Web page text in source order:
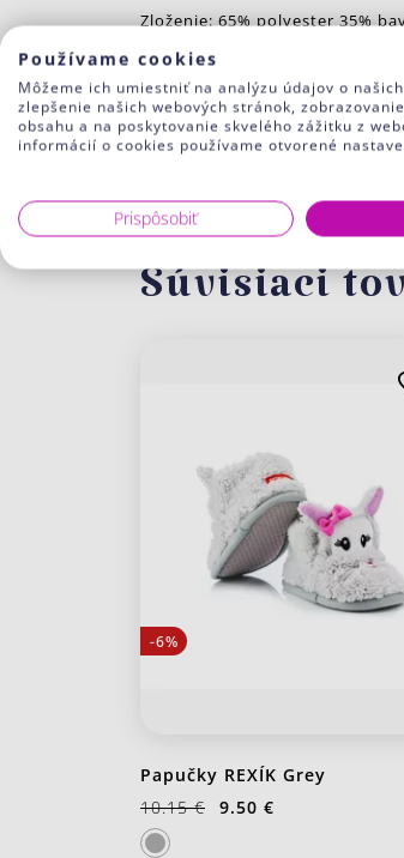
Zloženie: 65% polyester 35%
Veľkosť obuvi/ dĺžka chodidla v
20/21 = 13cm
22/24 =14,50 cm
FARBA:
J7 červená
Súvisiaci
-6%
Papučky REXÍK Grey
10.15 €
9.50 €
Používame cookies
Môžeme ich umiestniť na analýzu údajov o
zlepšenie našich webových stránok,
obsahu a na poskytovanie skvelého zážitku z
informácií o cookies používame otvorené
Prispôsobiť